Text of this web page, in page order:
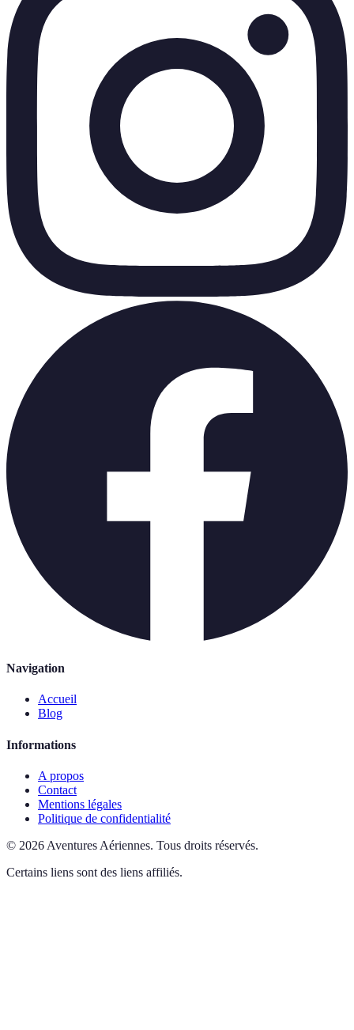
Navigation
Accueil
Blog
Informations
A propos
Contact
Mentions légales
Politique de confidentialité
© 2026 Aventures Aériennes. Tous droits réservés.
Certains liens sont des liens affiliés.